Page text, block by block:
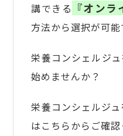
講できる 『オンラ
方法から選択が可能
栄養コンシェルジ
始めませんか？
栄養コンシェルジ
はこちらからご確認